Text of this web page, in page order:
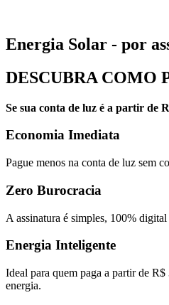
Energia Solar - por
DESCUBRA COMO
Se sua conta de luz é a partir de
Economia Imediata
Pague menos na conta de luz sem
Zero Burocracia
A assinatura é simples, 100%
Energia Inteligente
Ideal para quem paga a partir de
energia.